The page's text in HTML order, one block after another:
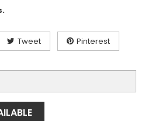
Tweet Pinterest